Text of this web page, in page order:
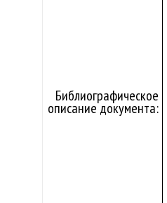
Библиографическое
описание документа: